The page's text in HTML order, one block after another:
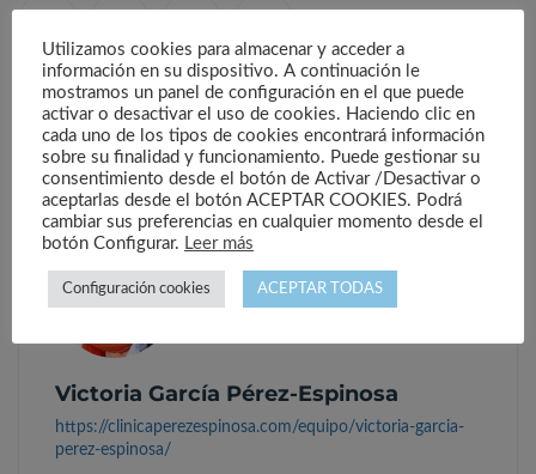
Victoria García Pérez-Espinosa
https://clinicaperezespinosa.com/equipo/victoria-garcia-
perez-espinosa/
Utilizamos cookies para almacenar y acceder a
información en su dispositivo. A continuación le
mostramos un panel de configuración en el que puede
activar o desactivar el uso de cookies. Haciendo clic en
cada uno de los tipos de cookies encontrará información
sobre su finalidad y funcionamiento. Puede gestionar su
consentimiento desde el botón de Activar /Desactivar o
aceptarlas desde el botón ACEPTAR COOKIES. Podrá
cambiar sus preferencias en cualquier momento desde el
botón Configurar. Leer más
Configuración cookies ACEPTAR TODAS